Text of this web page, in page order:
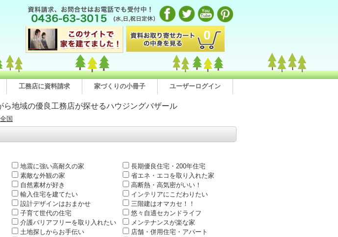
0
工務店に資料請求 家づくりの小冊子 ユーザーログイン
地域の優良工務店が探せるハウジングバザール
全国
地震に強い高耐久の家
長期優良住宅・200年住宅
素敵な外観の家
省エネ・エコを取り入れた家
自然素材が好き
高断熱・高気密がいい！
輸入住宅を建てたい
インテリアにこだわりたい
設計デザインはおまかせ
三階建はオマカセ！！
子育て世代の住宅
悠々自適セカンドライフ
介護バリアフリーを取り入れたい
メンテナンスが楽な家
土地探しからお手伝い
店舗・併用住宅・アパート